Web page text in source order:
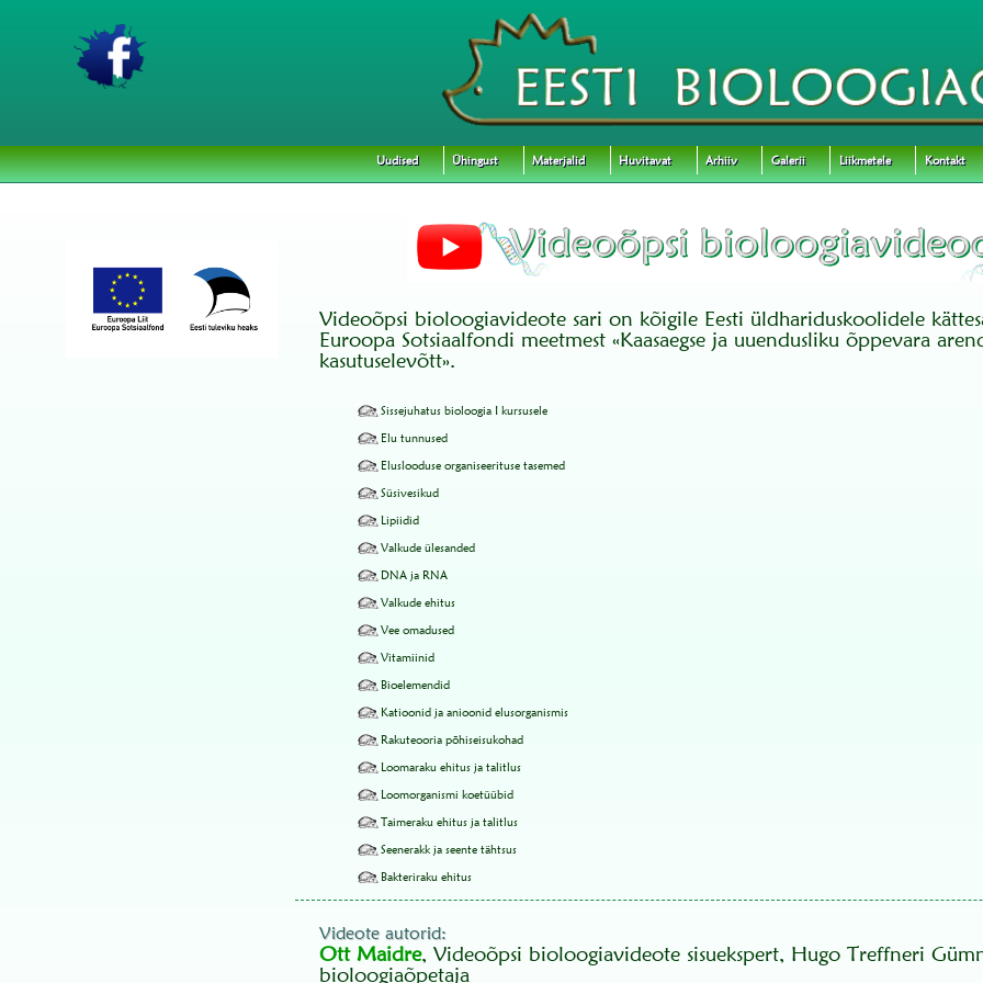
Videoõpsi bioloogiavideote sari on kõigile Eesti üldhariduskoolidele
Euroopa Sotsiaalfondi meetmest «Kaasaegse ja uuendusliku õppevara
kasutuselevõtt».
Sissejuhatus bioloogia I kursusele
Elu tunnused
Eluslooduse organiseerituse tasemed
Süsivesikud
Lipiidid
Valkude ülesanded
DNA ja RNA
Valkude ehitus
Vee omadused
Vitamiinid
Bioelemendid
Katioonid ja anioonid elusorganismis
Rakuteooria põhiseisukohad
Loomaraku ehitus ja talitlus
Loomorganismi koetüübid
Taimeraku ehitus ja talitlus
Seenerakk ja seente tähtsus
Bakteriraku ehitus
Videote autorid:
Ott Maidre, Videoõpsi bioloogiavideote sisuekspert, Hugo Treffneri
bioloogiaõpetaja
Uudised Ühingust Materjalid Huvitavat Arhiiv Galerii Liikmetele Kontakt